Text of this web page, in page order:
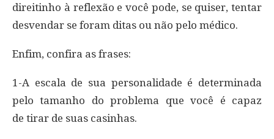
direitinho à reflexão e você pode, se quiser, tentar
desvendar se foram ditas ou não pelo médico.
Enfim, confira as frases:
1-A escala de sua personalidade é determinada
pelo tamanho do problema que você é capaz
de tirar de suas casinhas.